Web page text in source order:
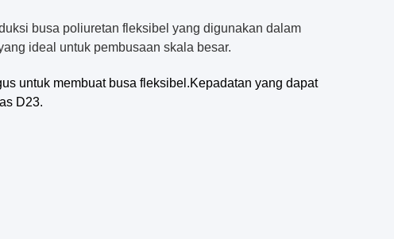
busa poliuretan fleksibel yang digunakan dalam
ideal untuk pembusaan skala besar.
untuk membuat busa fleksibel.Kepadatan yang dapat
D23.